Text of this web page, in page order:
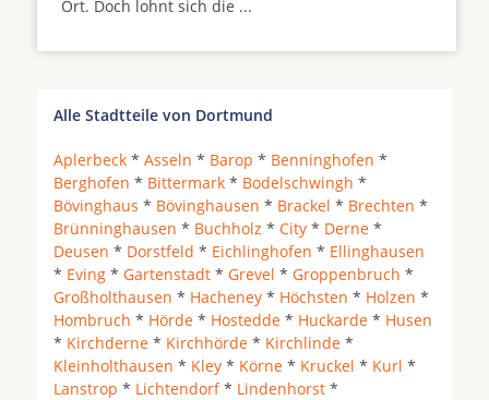
Ort. Doch lohnt sich die ...
Alle Stadtteile von Dortmund
Aplerbeck * Asseln * Barop * Benninghofen *
Berghofen * Bittermark * Bodelschwingh *
Bövinghaus * Bövinghausen * Brackel * Brechten *
Brünninghausen * Buchholz * City * Derne *
Deusen * Dorstfeld * Eichlinghofen * Ellinghausen
* Eving * Gartenstadt * Grevel * Groppenbruch *
Großholthausen * Hacheney * Höchsten * Holzen *
Hombruch * Hörde * Hostedde * Huckarde * Husen
* Kirchderne * Kirchhörde * Kirchlinde *
Kleinholthausen * Kley * Körne * Kruckel * Kurl *
Lanstrop * Lichtendorf* Lindenhorst *